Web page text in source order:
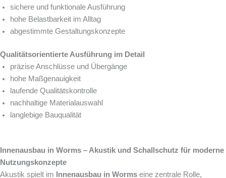
sichere und funktionale Ausführung
hohe Belastbarkeit im Alltag
abgestimmte Gestaltungskonzepte
Qualitätsorientierte Ausführung im Detail
präzise Anschlüsse und Übergänge
hohe Maßgenauigkeit
laufende Qualitätskontrolle
nachhaltige Materialauswahl
langlebige Bauqualität
Innenausbau in Worms – Akustik und Schallschutz für moderne
Nutzungskonzepte
Akustik spielt im Innenausbau in Worms eine zentrale Rolle,